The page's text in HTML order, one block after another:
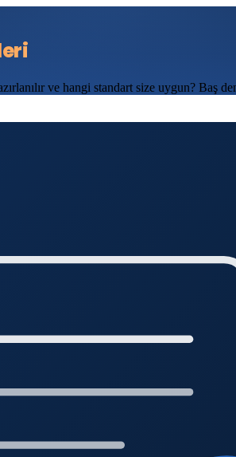
ve hangi standart size uygun? Baş